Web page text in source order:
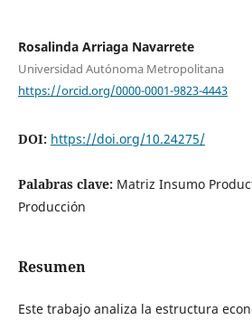
Rosalinda Arriaga Navarrete
Universidad Autónoma Metropolitana
https://orcid.org/0000-0001-9823-4443
DOI: https://doi.org/10.24275/
Palabras clave: Matriz Insumo
Producción
Resumen
Este trabajo analiza la estructura